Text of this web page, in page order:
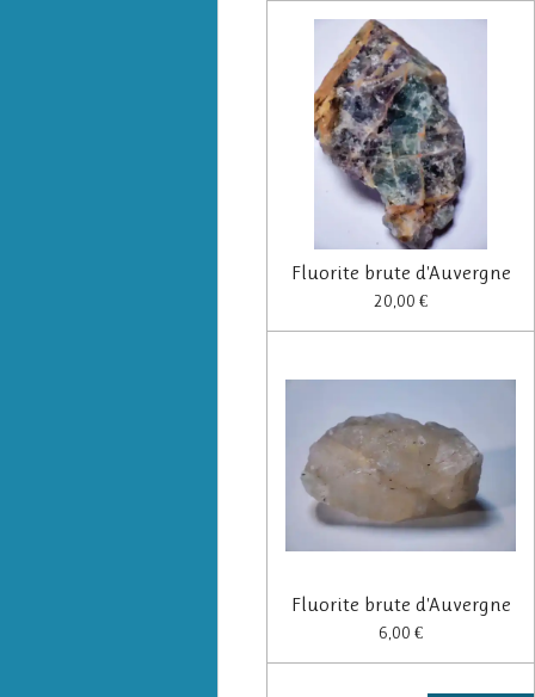
Fluorite brute d'Auvergne
20,00 €
Fluorite brute d'Auvergne
6,00 €